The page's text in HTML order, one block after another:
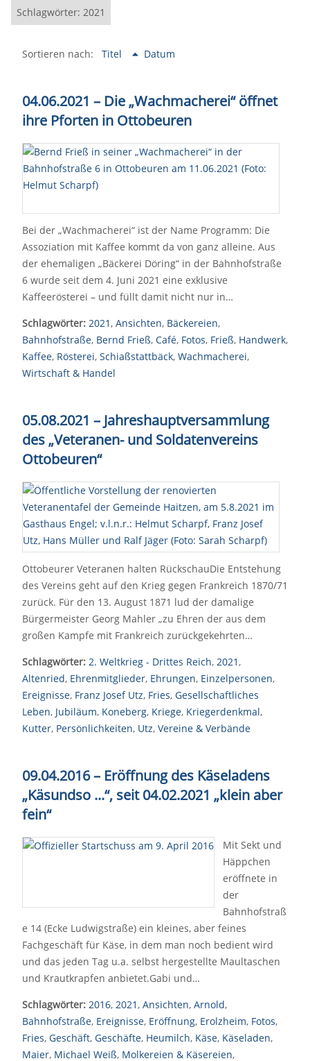
Schlagwörter: 2021
Sortieren nach: Titel Datum
04.06.2021 – Die „Wachmacherei“ öffnet
ihre Pforten in Ottobeuren
Bei der „Wachmacherei“ ist der Name Programm: Die
Assoziation mit Kaffee kommt da von ganz alleine. Aus
der ehemaligen „Bäckerei Döring“ in der Bahnhofstraße
6 wurde seit dem 4. Juni 2021 eine exklusive
Kaffeerösterei – und füllt damit nicht nur in…
Schlagwörter: 2021, Ansichten, Bäckereien,
Bahnhofstraße, Bernd Frieß, Café, Fotos, Frieß, Handwerk,
Kaffee, Rösterei, Schiaßstattbäck, Wachmacherei,
Wirtschaft & Handel
05.08.2021 – Jahreshauptversammlung
des „Veteranen- und Soldatenvereins
Ottobeuren“
Ottobeurer Veteranen halten RückschauDie Entstehung
des Vereins geht auf den Krieg gegen Frankreich 1870/71
zurück. Für den 13. August 1871 lud der damalige
Bürgermeister Georg Mahler „zu Ehren der aus dem
großen Kampfe mit Frankreich zurückgekehrten…
Schlagwörter: 2. Weltkrieg - Drittes Reich, 2021,
Altenried, Ehrenmitglieder, Ehrungen, Einzelpersonen,
Ereignisse, Franz Josef Utz, Fries, Gesellschaftliches
Leben, Jubiläum, Koneberg, Kriege, Kriegerdenkmal,
Kutter, Persönlichkeiten, Utz, Vereine & Verbände
09.04.2016– Eröffnung des Käseladens
„Käsundso ...“, seit 04.02.2021 „klein aber
fein“
Mit Sekt und
Häppchen
eröffnete in
der
Bahnhofstraß
e 14 (Ecke Ludwigstraße) ein kleines, aber feines
Fachgeschäft für Käse, in dem man noch bedient wird
und das jeden Tag u.a. selbst hergestellte Maultaschen
und Krautkrapfen anbietet.Gabi und…
Schlagwörter: 2016, 2021, Ansichten, Arnold,
Bahnhofstraße, Ereignisse, Eröffnung, Erolzheim, Fotos,
Fries, Geschäft, Geschäfte, Heumilch, Käse, Käseladen,
Maier, Michael Weiß, Molkereien & Käsereien,